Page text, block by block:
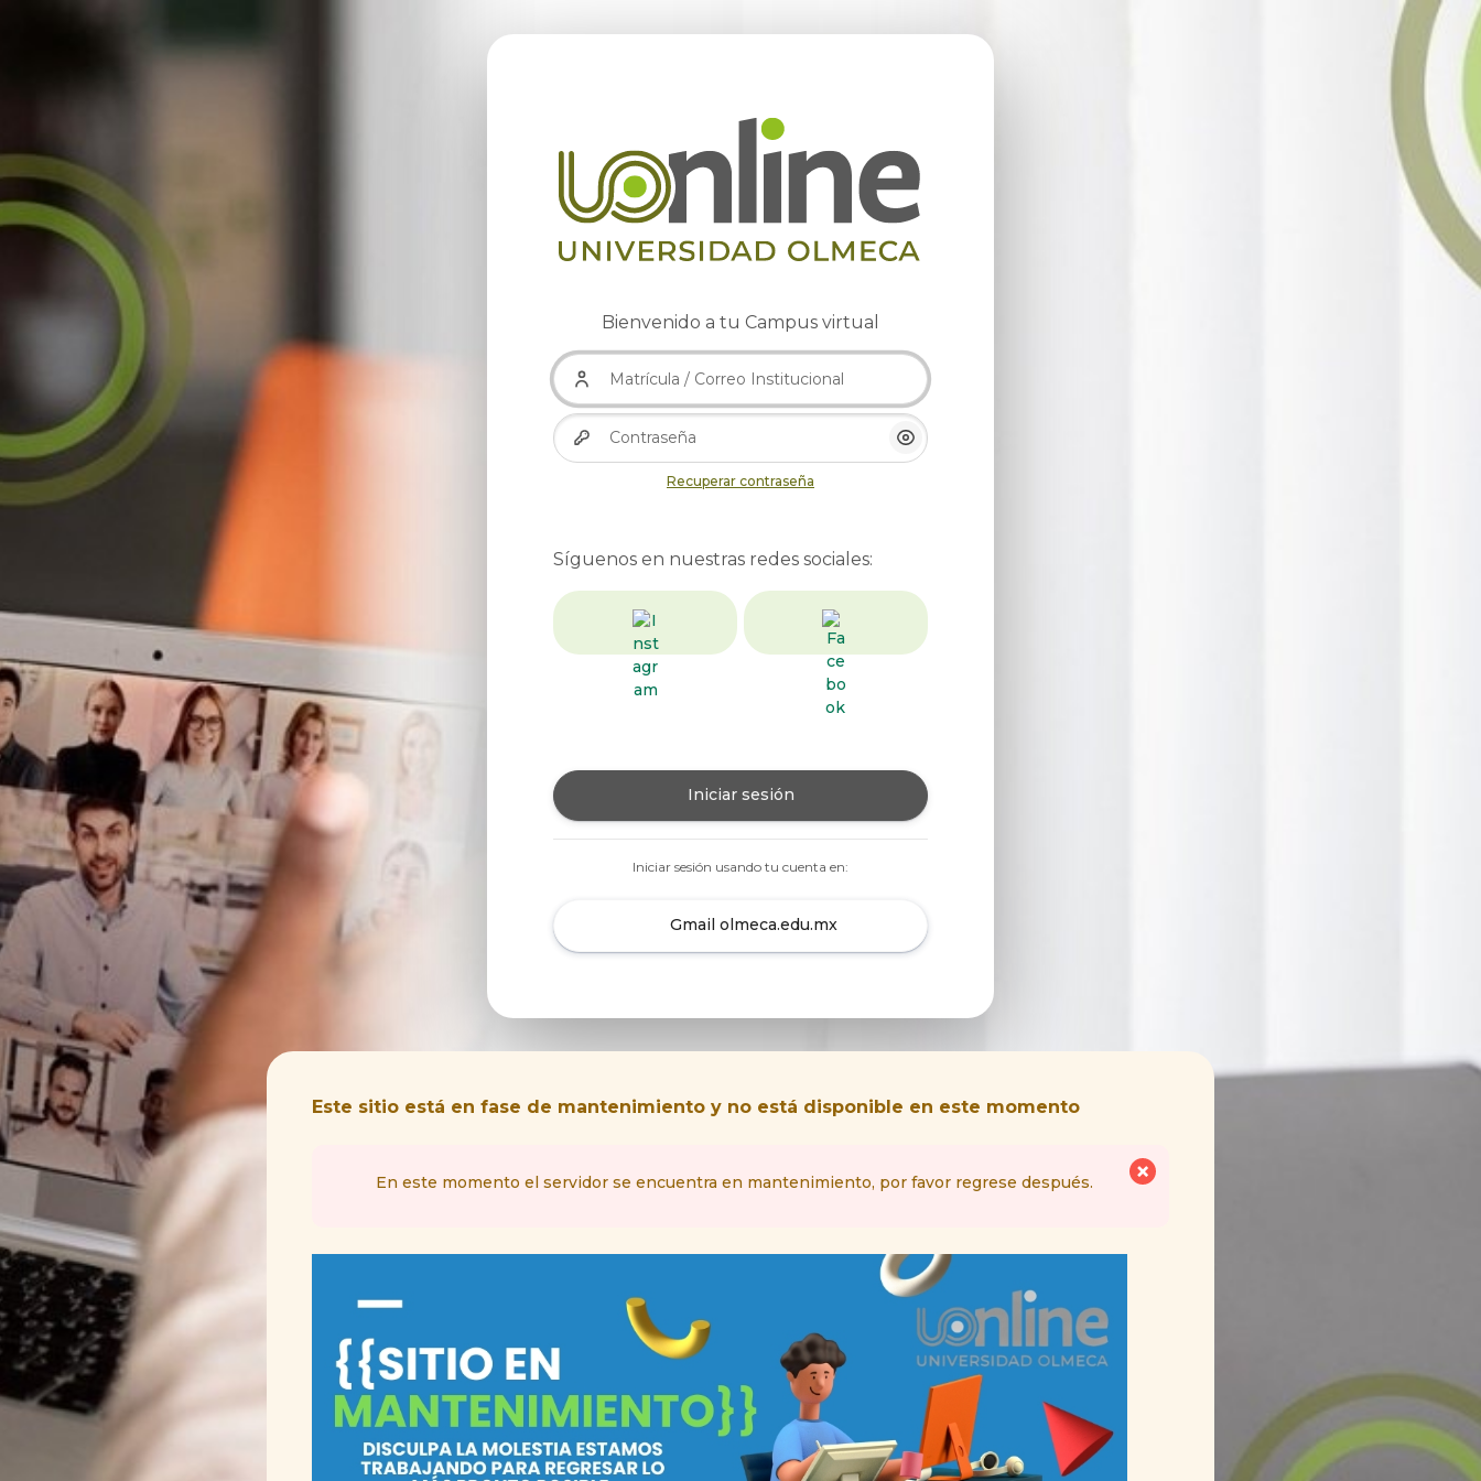
Bienvenido a tu Campus virtual
Matrícula / Correo Institucional
Contraseña
Mostrar/Ocultar Contraseña
Recuperar contraseña
Síguenos en nuestras redes sociales:
Iniciar sesión
Iniciar sesión usando tu cuenta en:
Gmail olmeca.edu.mx
Este sitio está en fase de mantenimiento y no está disponible en este momento
En este momento el servidor se encuentra en mantenimiento, por favor regrese después.